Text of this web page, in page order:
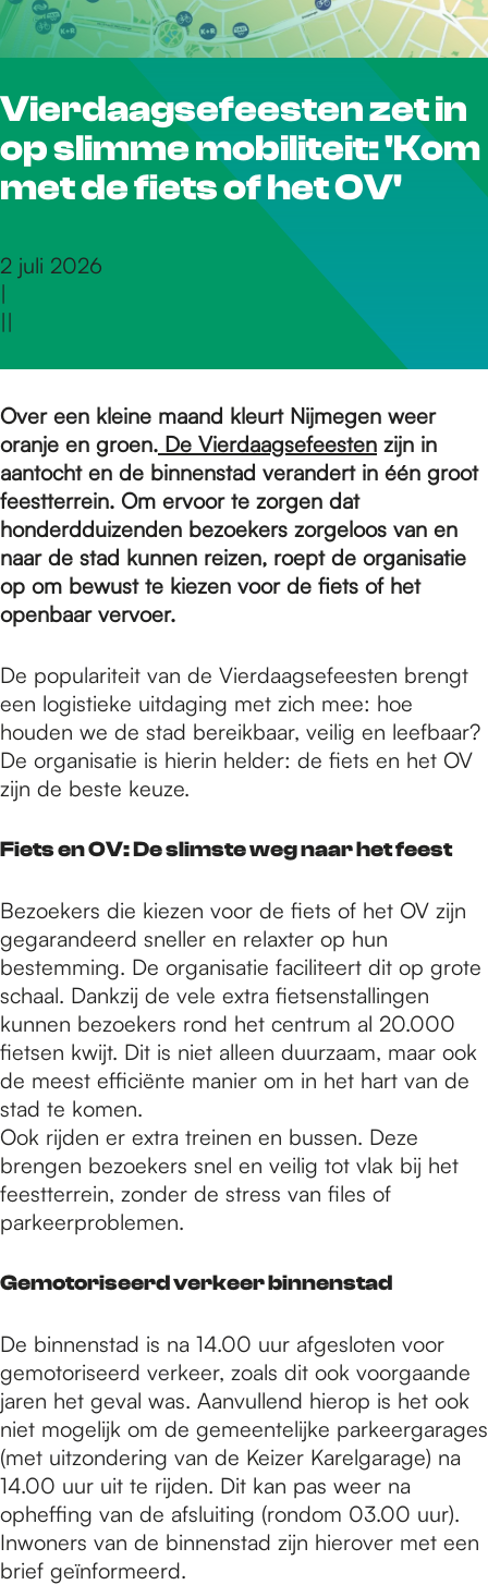
r
d
e
o
m
e
p
a
g
Vierdaagsefeesten zet in
op slimme mobiliteit: 'Kom
met de fiets of het OV'
2 juli 2026
|
||
Over een kleine maand kleurt Nijmegen weer
oranje en groen. De Vierdaagsefeesten zijn in
aantocht en de binnenstad verandert in één groot
feestterrein. Om ervoor te zorgen dat
honderdduizenden bezoekers zorgeloos van en
naar de stad kunnen reizen, roept de organisatie
op om bewust te kiezen voor de fiets of het
openbaar vervoer.
De populariteit van de Vierdaagsefeesten brengt
een logistieke uitdaging met zich mee: hoe
houden we de stad bereikbaar, veilig en leefbaar?
De organisatie is hierin helder: de fiets en het OV
zijn de beste keuze.
Fiets en OV: De slimste weg naar het feest
Bezoekers die kiezen voor de fiets of het OV zijn
gegarandeerd sneller en relaxter op hun
bestemming. De organisatie faciliteert dit op grote
schaal. Dankzij de vele extra fietsenstallingen
kunnen bezoekers rond het centrum al 20.000
fietsen kwijt. Dit is niet alleen duurzaam, maar ook
de meest efficiënte manier om in het hart van de
stad te komen.
Ook rijden er extra treinen en bussen. Deze
brengen bezoekers snel en veilig tot vlak bij het
feestterrein, zonder de stress van files of
parkeerproblemen.
Gemotoriseerd verkeer binnenstad
De binnenstad is na 14.00 uur afgesloten voor
gemotoriseerd verkeer, zoals dit ook voorgaande
jaren het geval was. Aanvullend hierop is het ook
niet mogelijk om de gemeentelijke parkeergarages
(met uitzondering van de Keizer Karelgarage) na
14.00 uur uit te rijden. Dit kan pas weer na
opheffing van de afsluiting (rondom 03.00 uur).
Inwoners van de binnenstad zijn hierover met een
brief geïnformeerd.